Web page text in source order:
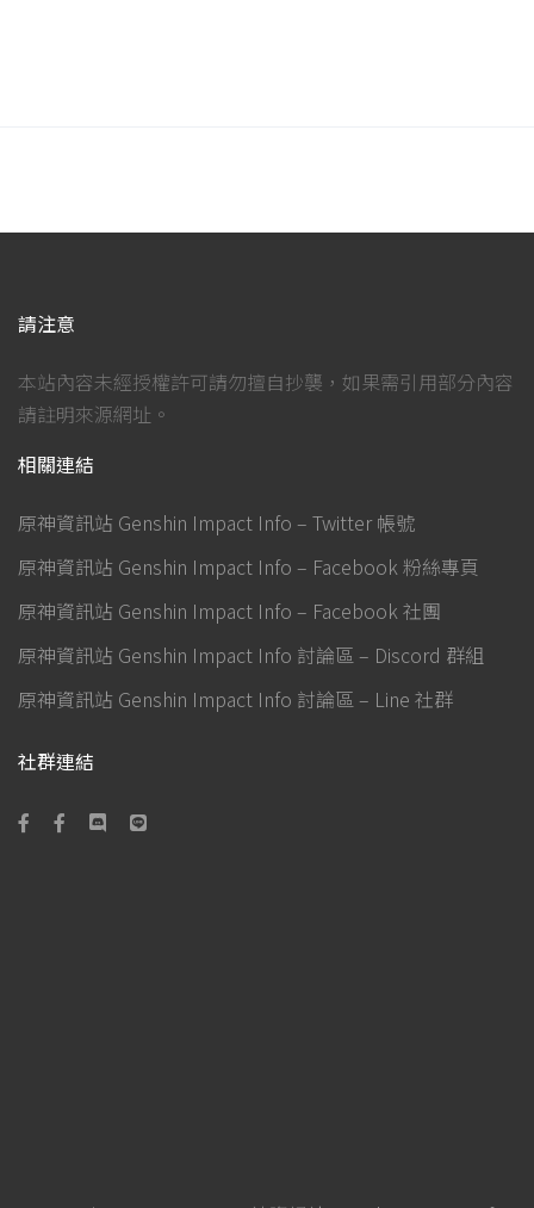
請注意
本站內容未經授權許可請勿擅自抄襲，如果需引用部分內容
請註明來源網址。
相關連結
原神資訊站 Genshin Impact Info – Twitter 帳號
原神資訊站 Genshin Impact Info – Facebook 粉絲專頁
原神資訊站 Genshin Impact Info – Facebook 社團
原神資訊站 Genshin Impact Info 討論區 – Discord 群組
原神資訊站 Genshin Impact Info 討論區 – Line 社群
社群連結